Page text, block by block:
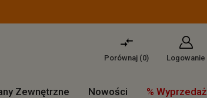
Porównaj (0) Logowanie
Zewnętrzne Nowości % Wyprzedaż